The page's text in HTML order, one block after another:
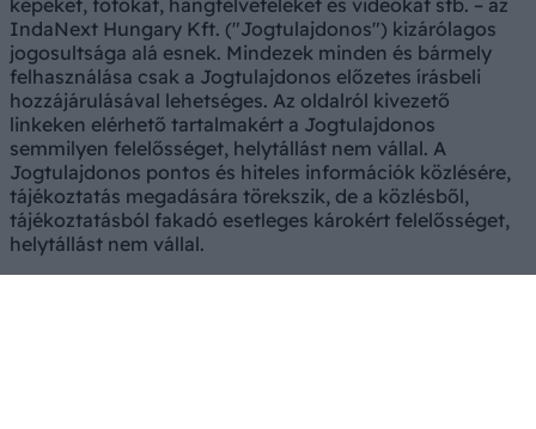
képeket, fotókat, hangfelvételeket és videókat stb. – az
IndaNext Hungary Kft. ("Jogtulajdonos") kizárólagos
jogosultsága alá esnek. Mindezek minden és bármely
felhasználása csak a Jogtulajdonos előzetes írásbeli
hozzájárulásával lehetséges. Az oldalról kivezető
linkeken elérhető tartalmakért a Jogtulajdonos
semmilyen felelősséget, helytállást nem vállal. A
Jogtulajdonos pontos és hiteles információk közlésére,
tájékoztatás megadására törekszik, de a közlésből,
tájékoztatásból fakadó esetleges károkért felelősséget,
helytállást nem vállal.